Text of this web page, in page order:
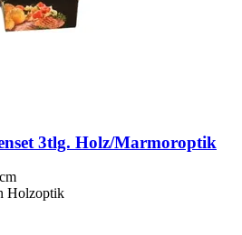
3tlg. Holz/Marmoroptik
Holzoptik